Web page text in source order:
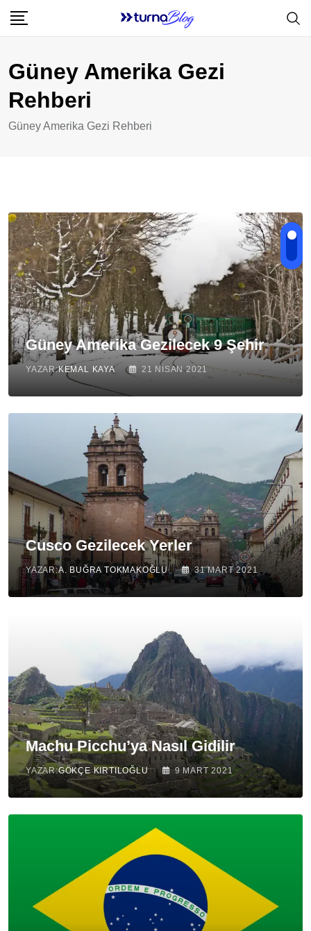
Skip
Güney Amerika Gezi
Rehberi
Güney Amerika Gezi Rehberi
Güney Amerika Gezilecek 9 Şehir
YAZAR:KEMAL KAYA 21 NISAN 2021
Cusco Gezilecek Yerler
YAZAR:A. BUĞRA TOKMAKOĞLU 31 MART 2021
Machu Picchu’ya Nasıl Gidilir
YAZAR:GÖKÇE KIRTILOĞLU 9 MART 2021